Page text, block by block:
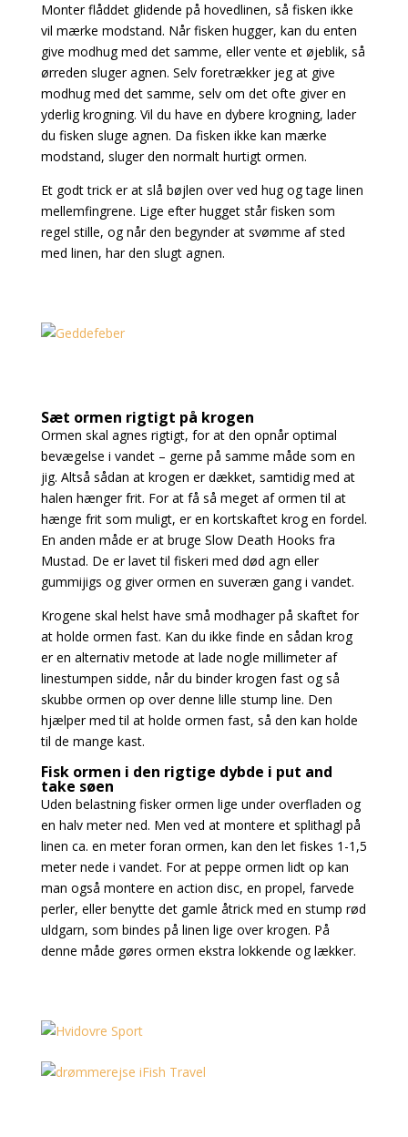
Monter flåddet glidende på hovedlinen, så fisken ikke
vil mærke modstand. Når fisken hugger, kan du enten
give modhug med det samme, eller vente et øjeblik, så
ørreden sluger agnen. Selv foretrækker jeg at give
modhug med det samme, selv om det ofte giver en
yderlig krogning. Vil du have en dybere krogning, lader
du fisken sluge agnen. Da fisken ikke kan mærke
modstand, sluger den normalt hurtigt ormen.
Et godt trick er at slå bøjlen over ved hug og tage linen
mellemfingrene. Lige efter hugget står fisken som
regel stille, og når den begynder at svømme af sted
med linen, har den slugt agnen.
Sæt ormen rigtigt på krogen
Ormen skal agnes rigtigt, for at den opnår optimal
bevægelse i vandet – gerne på samme måde som en
jig. Altså sådan at krogen er dækket, samtidig med at
halen hænger frit. For at få så meget af ormen til at
hænge frit som muligt, er en kortskaftet krog en fordel.
En anden måde er at bruge Slow Death Hooks fra
Mustad. De er lavet til fiskeri med død agn eller
gummijigs og giver ormen en suveræn gang i vandet.
Krogene skal helst have små modhager på skaftet for
at holde ormen fast. Kan du ikke finde en sådan krog
er en alternativ metode at lade nogle millimeter af
linestumpen sidde, når du binder krogen fast og så
skubbe ormen op over denne lille stump line. Den
hjælper med til at holde ormen fast, så den kan holde
til de mange kast.
Fisk ormen i den rigtige dybde i put and
take søen
Uden belastning fisker ormen lige under overfladen og
en halv meter ned. Men ved at montere et splithagl på
linen ca. en meter foran ormen, kan den let fiskes 1-1,5
meter nede i vandet. For at peppe ormen lidt op kan
man også montere en action disc, en propel, farvede
perler, eller benytte det gamle åtrick med en stump rød
uldgarn, som bindes på linen lige over krogen. På
denne måde gøres ormen ekstra lokkende og lækker.